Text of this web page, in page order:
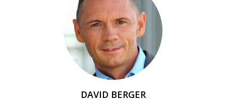
DAVID BERGER